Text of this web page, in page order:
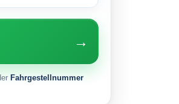
→
Fahrgestellnummer